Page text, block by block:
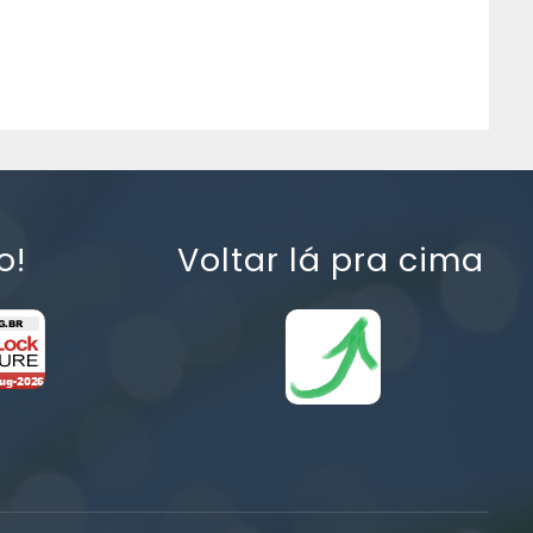
Voltar lá pra cima